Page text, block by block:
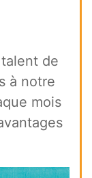
de
à notre
mois